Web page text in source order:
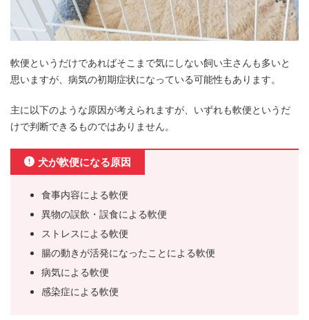
軟便というだけであればそこまで気にしない飼い主さんも多いと
思いますが、病気の初期症状になっている可能性もあります。
主に以下のような原因が考えられますが、いずれも軟便というだ
けで判断できるものではありません。
犬が軟便になる原因
食事内容による軟便
異物の誤飲・誤食による軟便
ストレスによる軟便
腸の動きが活発になったことによる軟便
病気による軟便
感染症による軟便